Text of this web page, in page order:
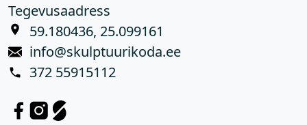
Tegevusaadress
59.180436, 25.099161
info@skulptuurikoda.ee
372 55915112